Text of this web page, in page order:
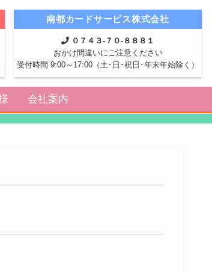
会社案内
南都カードサービス株式会社
０７４３-７０-８８８１
おかけ間違いにご注意ください
受付時間 9:00～17:00（土･日･祝日･年末年始除く）